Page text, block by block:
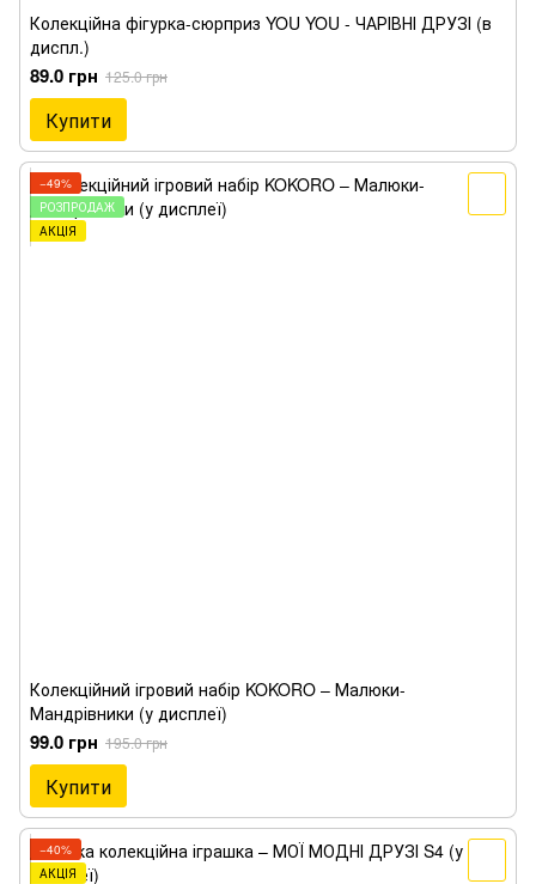
Колекційна фігурка-сюрприз YOU YOU - ЧАРІВНІ ДРУЗІ (в
диспл.)
89.0 грн 125.0 грн
Купити
−49%
РОЗПРОДАЖ
АКЦІЯ
Колекційний ігровий набір KOKORO – Малюки-
Мандрівники (у дисплеї)
99.0 грн 195.0 грн
Купити
−40%
АКЦІЯ